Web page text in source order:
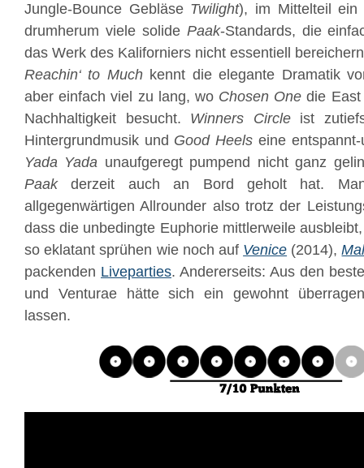
Jungle-Bounce Gebläse Twilight), im Mittelteil ein
drumherum viele solide Paak-Standards, die
das Werk des Kaliforniers nicht essentiell
Reachin‘ to Muchkennt die elegante Dramatik
aber einfach viel zu lang, wo Chosen One die East
Nachhaltigkeit besucht. Winners Circleist
Hintergrundmusik und Good Heels eine
Yada Yada unaufgeregt pumpend nicht ganz
Paakderzeit auch an Bord geholt hat.
allgegenwärtigen Allrounder also trotz der
dass die unbedingte Euphorie mittlerweile
so eklatant sprühen wie noch auf Venice (2014),
packenden Liveparties. Andererseits: Aus den
und Venturae hätte sich ein gewohnt
lassen.